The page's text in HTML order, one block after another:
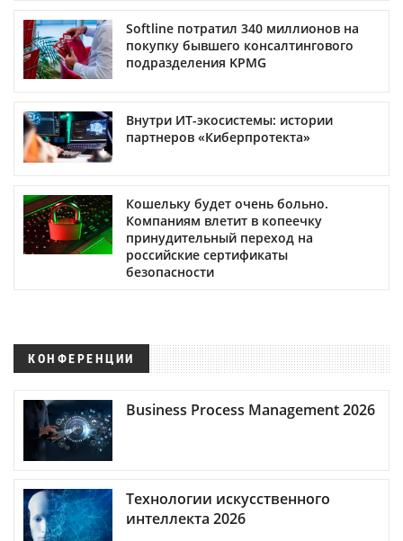
Softline потратил 340 миллионов на
покупку бывшего консалтингового
подразделения KPMG
Внутри ИТ-экосистемы: истории
партнеров «Киберпротекта»
Кошельку будет очень больно.
Компаниям влетит в копеечку
принудительный переход на
российские сертификаты
безопасности
КОНФЕРЕНЦИИ
Business Process Management 2026
Технологии искусственного
интеллекта 2026